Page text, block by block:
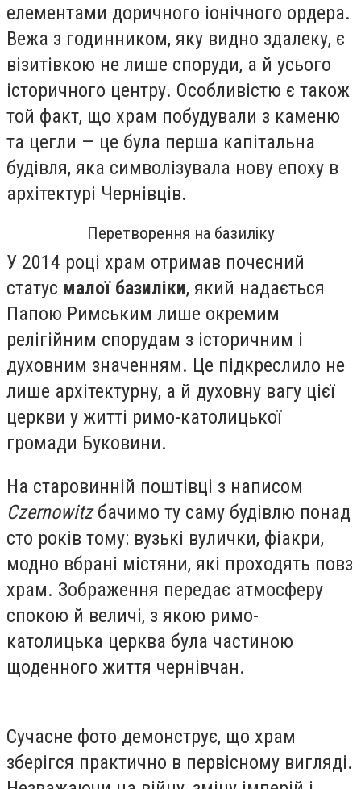
елементами доричного іонічного ордера.
Вежа з годинником, яку видно здалеку, є
візитівкою не лише споруди, а й усього
історичного центру. Особливістю є також
той факт, що храм побудували з каменю
та цегли — це була перша капітальна
будівля, яка символізувала нову епоху в
архітектурі Чернівців.
Перетворення на базиліку
У 2014 році храм отримав почесний
статус малої базиліки, який надається
Папою Римським лише окремим
релігійним спорудам з історичним і
духовним значенням. Це підкреслило не
лише архітектурну, а й духовну вагу цієї
церкви у житті римо-католицької
громади Буковини.
На старовинній поштівці з написом
Czernowitzбачимо ту саму будівлю понад
сто років тому: вузькі вулички, фіакри,
модно вбрані містяни, які проходять повз
храм. Зображення передає атмосферу
спокою й величі, з якою римо-
католицька церква була частиною
щоденного життя чернівчан.
Сучасне фото демонструє, що храм
зберігся практично в первісному вигляді.